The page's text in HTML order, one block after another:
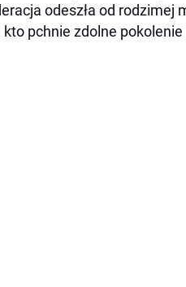
odeszła od rodzimej
pchnie zdolne pokolenie